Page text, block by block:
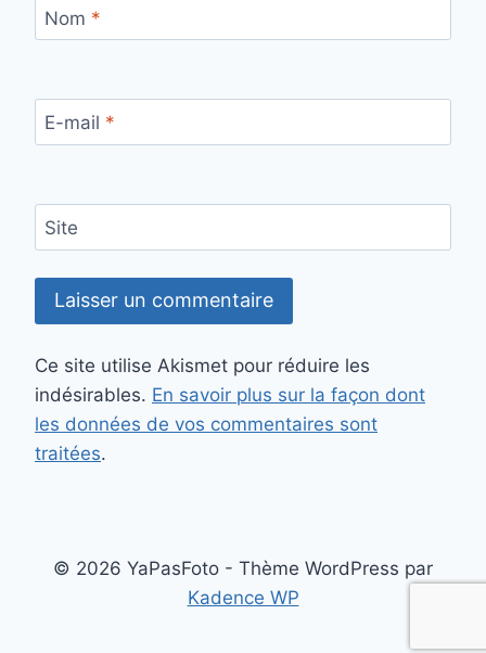
Nom *
E-mail *
Site
Ce site utilise Akismet pour réduire les
indésirables. En savoir plus sur la façon dont
les données de vos commentaires sont
traitées.
© 2026 YaPasFoto - Thème WordPress par
Kadence WP